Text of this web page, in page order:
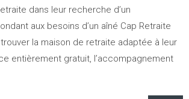
dans leur recherche d’un
aux besoins d’un aîné Cap Retraite
la maison de retraite adaptée à leur
entièrement gratuit, l’accompagnement